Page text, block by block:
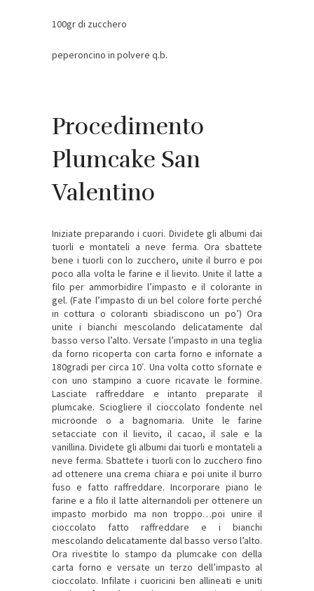
100gr di zucchero
peperoncino in polvere q.b.
Procedimento
Plumcake San
Valentino
Iniziate preparando i cuori. Dividete gli albumi dai
tuorli e montateli a neve ferma. Ora sbattete
bene i tuorli con lo zucchero, unite il burro e poi
poco alla volta le farine e il lievito. Unite il latte a
filo per ammorbidire l’impasto e il colorante in
gel. (Fate l’impasto di un bel colore forte perché
in cottura o coloranti sbiadiscono un po’) Ora
unite i bianchi mescolando delicatamente dal
basso verso l’alto. Versate l’impasto in una teglia
da forno ricoperta con carta forno e infornate a
180gradi per circa 10′. Una volta cotto sfornate e
con uno stampino a cuore ricavate le formine.
Lasciate raffreddare e intanto preparate il
plumcake. Sciogliere il cioccolato fondente nel
microonde o a bagnomaria. Unite le farine
setacciate con il lievito, il cacao, il sale e la
vanillina. Dividete gli albumi dai tuorli e montateli a
neve ferma. Sbattete i tuorli con lo zucchero fino
ad ottenere una crema chiara e poi unite il burro
fuso e fatto raffreddare. Incorporare piano le
farine e a filo il latte alternandoli per ottenere un
impasto morbido ma non troppo…poi unire il
cioccolato fatto raffreddare e i bianchi
mescolando delicatamente dal basso verso l’alto.
Ora rivestite lo stampo da plumcake con della
carta forno e versate un terzo dell’impasto al
cioccolato. Infilate i cuoricini ben allineati e uniti